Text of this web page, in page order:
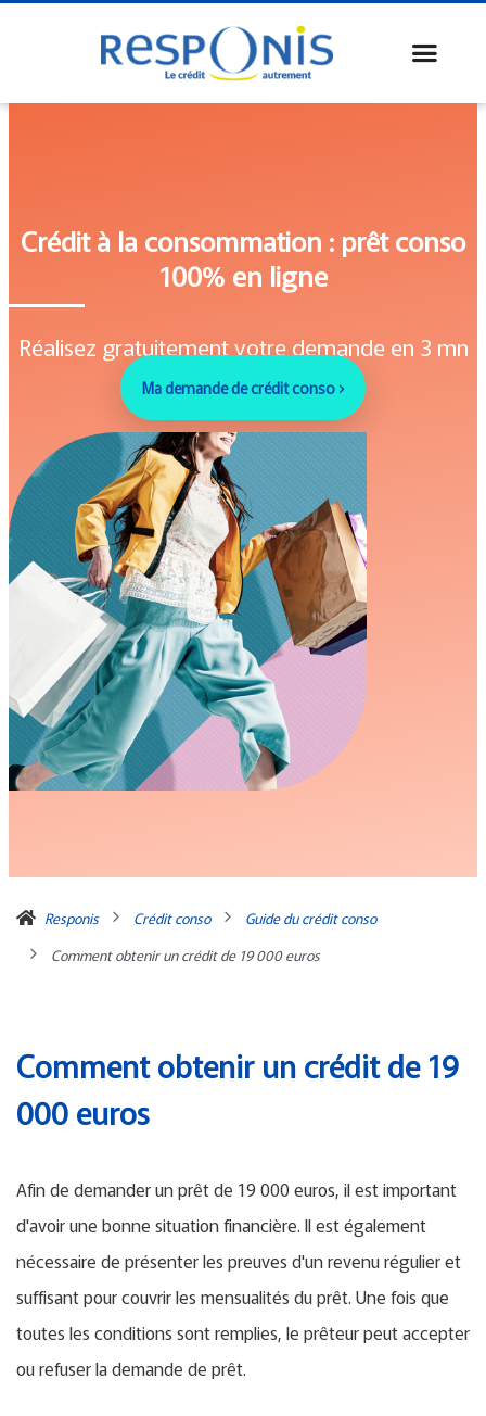
Crédit à la consommation : prêt conso
100% en ligne
Réalisez gratuitement votre demande en 3 mn
Ma demande de crédit conso ›
Responis Crédit conso
Guide du crédit conso
Comment obtenir un crédit de 19 000 euros
Comment obtenir un crédit de 19
000 euros
Afin de demander un prêt de 19 000 euros, il est important
d'avoir une bonne situation financière. Il est également
nécessaire de présenter les preuves d'un revenu régulier et
suffisant pour couvrir les mensualités du prêt. Une fois que
toutes les conditions sont remplies, le prêteur peut accepter
ou refuser la demande de prêt.